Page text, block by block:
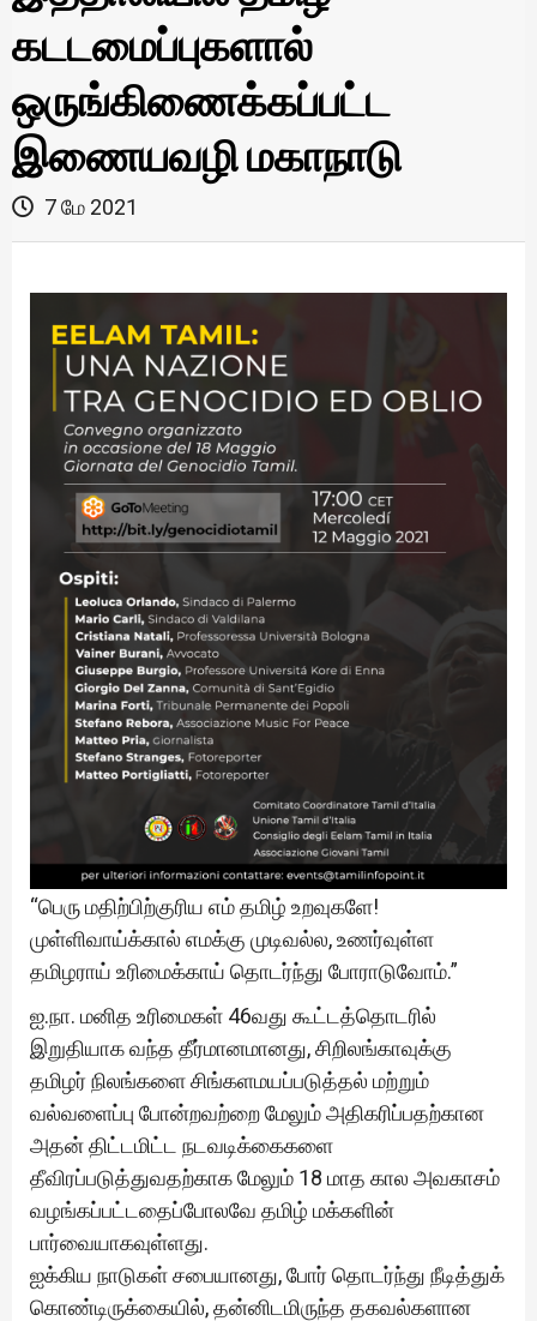
கடடமைப்புகளால்
ஒருங்கிணைக்கப்பட்ட
இணையவழி மகாநாடு
7 மே 2021
“பெரு மதிற்பிற்குரிய எம் தமிழ் உறவுகளே!
முள்ளிவாய்க்கால் எமக்கு முடிவல்ல, உணர்வுள்ள
தமிழராய் உரிமைக்காய் தொடர்ந்து போராடுவோம்.”
ஐ.நா. மனித உரிமைகள் 46வது கூட்டத்தொடரில்
இறுதியாக வந்த தீர்மானமானது, சிறிலங்காவுக்கு
தமிழர் நிலங்களை சிங்களமயப்படுத்தல் மற்றும்
வல்வளைப்பு போன்றவற்றை மேலும் அதிகரிப்பதற்கான
அதன் திட்டமிட்ட நடவடிக்கைகளை
தீவிரப்படுத்துவதற்காக மேலும் 18 மாத கால அவகாசம்
வழங்கப்பட்டதைப்போலவே தமிழ் மக்களின்
பார்வையாகவுள்ளது.
ஐக்கிய நாடுகள் சபையானது, போர் தொடர்ந்து நீடித்துக்
கொண்டிருக்கையில், தன்னிடமிருந்த தகவல்களான